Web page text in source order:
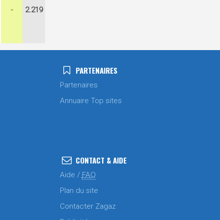
- 2.219
PARTENAIRES
Partenaires
Annuaire Top sites
CONTACT & AIDE
Aide / FAQ
Plan du site
Contacter Zagaz